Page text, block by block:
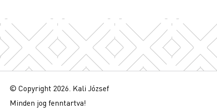
© Copyright 2026. Kali József
Minden jog fenntartva!